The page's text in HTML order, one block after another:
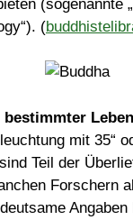
(sogenannte
(
bestimmter
mit 35“
Teil der
Forschern